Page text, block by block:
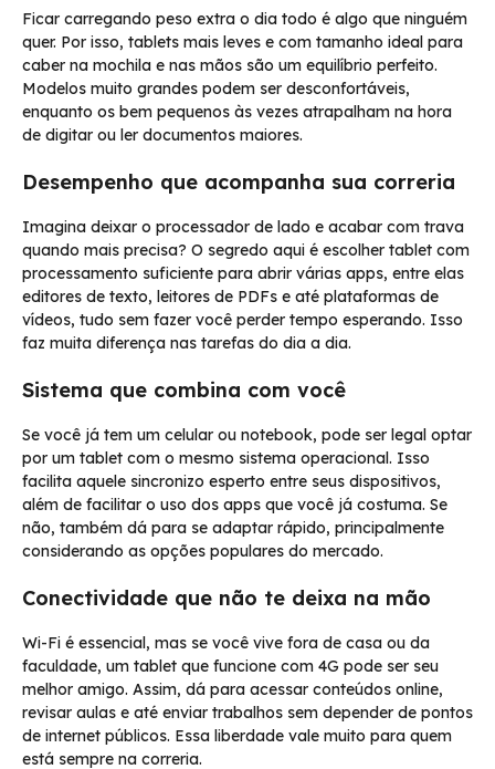
Ficar carregando peso extra o dia todo é algo que ninguém
quer. Por isso, tablets mais leves e com tamanho ideal para
caber na mochila e nas mãos são um equilíbrio perfeito.
Modelos muito grandes podem ser desconfortáveis,
enquanto os bem pequenos às vezes atrapalham na hora
de digitar ou ler documentos maiores.
Desempenho que acompanha sua correria
Imagina deixar o processador de lado e acabar com trava
quando mais precisa? O segredo aqui é escolher tablet com
processamento suficiente para abrir várias apps, entre elas
editores de texto, leitores de PDFs e até plataformas de
vídeos, tudo sem fazer você perder tempo esperando. Isso
faz muita diferença nas tarefas do dia a dia.
Sistema que combina com você
Se você já tem um celular ou notebook, pode ser legal optar
por um tablet com o mesmo sistema operacional. Isso
facilita aquele sincronizo esperto entre seus dispositivos,
além de facilitar o uso dos apps que você já costuma. Se
não, também dá para se adaptar rápido, principalmente
considerando as opções populares do mercado.
Conectividade que não te deixa na mão
Wi-Fi é essencial, mas se você vive fora de casa ou da
faculdade, um tablet que funcione com 4G pode ser seu
melhor amigo. Assim, dá para acessar conteúdos online,
revisar aulas e até enviar trabalhos sem depender de pontos
de internet públicos. Essa liberdade vale muito para quem
está sempre na correria.